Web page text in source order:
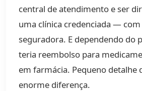
central de atendimento e ser
uma clínica credenciada —
seguradora. E dependendo do
teria reembolso para
em farmácia. Pequeno detalhe
enorme diferença.